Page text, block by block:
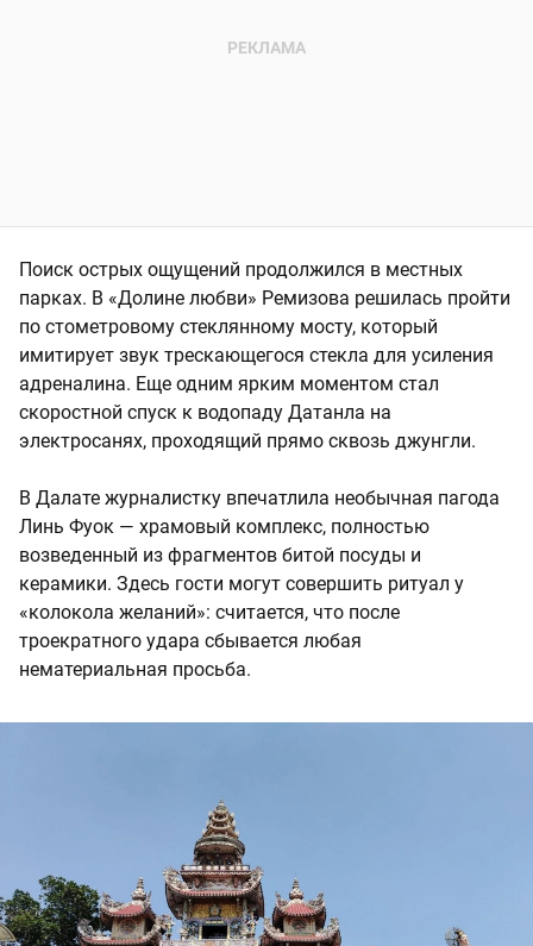
Поиск острых ощущений продолжился в местных
парках. В «Долине любви» Ремизова решилась пройти
по стометровому стеклянному мосту, который
имитирует звук трескающегося стекла для усиления
адреналина. Еще одним ярким моментом стал
скоростной спуск к водопаду Датанла на
электросанях, проходящий прямо сквозь джунгли.
В Далате журналистку впечатлила необычная пагода
Линь Фуок — храмовый комплекс, полностью
возведенный из фрагментов битой посуды и
керамики. Здесь гости могут совершить ритуал у
«колокола желаний»: считается, что после
троекратного удара сбывается любая
нематериальная просьба.